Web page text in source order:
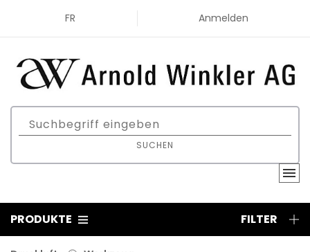
FR Anmelden
SUCHEN
PRODUKTE FILTER